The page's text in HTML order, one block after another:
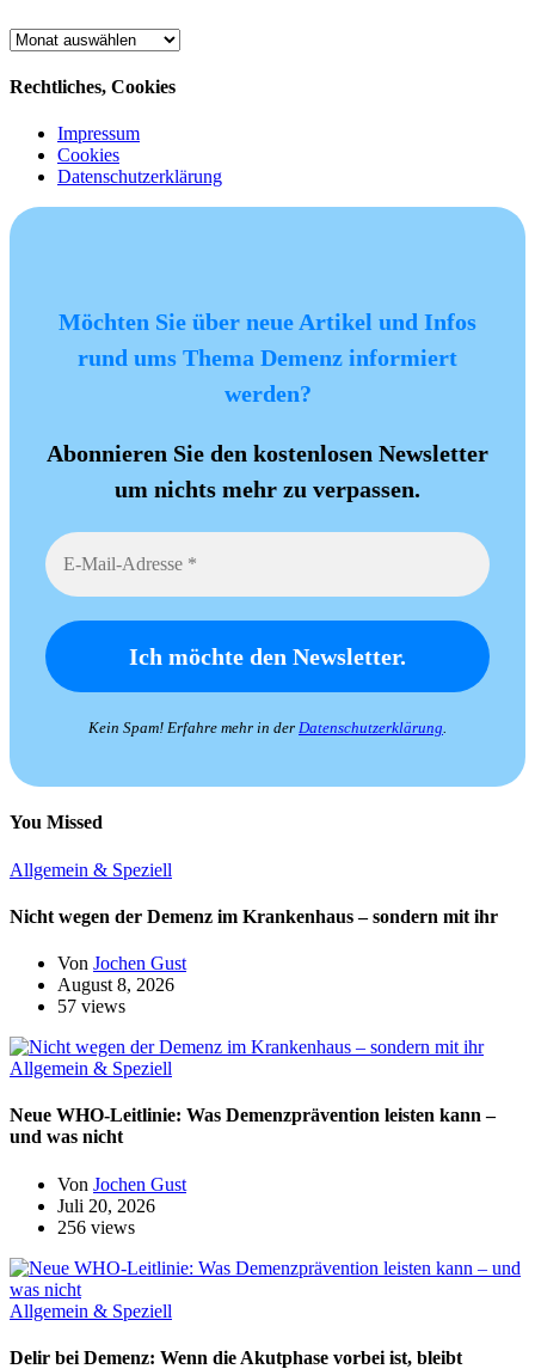
Archiv
Rechtliches, Cookies
Impressum
Cookies
Datenschutzerklärung
Möchten Sie über neue Artikel und Infos
rund ums Thema Demenz informiert
werden?
Abonnieren Sie den kostenlosen Newsletter
um nichts mehr zu verpassen.
Kein Spam! Erfahre mehr in der Datenschutzerklärung.
You Missed
Allgemein & Speziell
Nicht wegen der Demenz im Krankenhaus – sondern mit ihr
Von Jochen Gust
August 8, 2026
57 views
Allgemein & Speziell
Neue WHO-Leitlinie: Was Demenzprävention leisten kann –
und was nicht
Von Jochen Gust
Juli 20, 2026
256 views
Allgemein & Speziell
Delir bei Demenz: Wenn die Akutphase vorbei ist, bleibt